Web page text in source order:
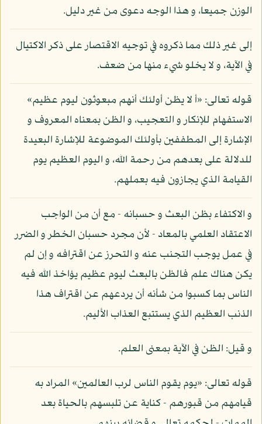
الوزن جميعا، و هذا الوجه دعوى من غير دليل.
إلى غير ذلك مما ذكروه في توجيه الاقتصار على ذكر الاكتيال
في الآية، و لا يخلو شيء منها من ضعف.
قوله تعالى: «أ لا يظن أولئك أنهم مبعوثون ليوم عظيم»
الاستفهام للإنكار و التعجيب، و الظن بمعناه المعروف و
الإشارة إلى المطففين بأولئك الموضوعة للإشارة البعيدة
للدلالة على بعدهم من رحمة الله، و اليوم العظيم يوم
القيامة الذي يجازون فيه بعملهم.
و الاكتفاء بظن البعث و حسبانه - مع أن من الواجب
الاعتقاد العلمي بالمعاد - لأن مجرد حسبان الخطر و الضرر
في عمل يوجب التجنب عنه و التحرز عن اقترافه و إن لم
يكن هناك علم فالظن بالبعث ليوم عظيم يؤاخذ الله فيه
الناس بما كسبوا من شأنه أن يردعهم عن اقتراف هذا
الذنب العظيم الذي يستتبع العذاب الأليم.
و قيل: الظن في الآية بمعنى العلم.
قوله تعالى: «يوم يقوم الناس لرب العالمين» المراد به
قيامهم من قبورهم - كناية عن تلبسهم بالحياة بعد